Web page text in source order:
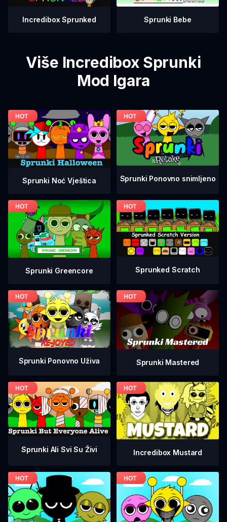
Incredibox Sprunked Sprunki Bebe
Više Incredibox Sprunki
Mod Igara
Sprunki Noć Vještica Sprunki Ponovno snimljeno
Sprunki Greencore Sprunked Scratch
Sprunki Ponovno Uživa Sprunki Mastered
Sprunki Ali Svi Su Živi Incredibox Mustard